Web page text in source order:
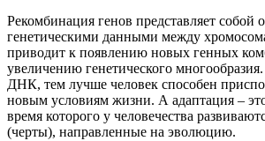
Рекомбинация генов представляет собой
генетическими данными между
приводит к появлению новых генных
увеличению генетического
ДНК, тем лучше человек способен
новым условиям жизни. А адаптация –
время которого у человечества
(черты), направленные на эволюцию.